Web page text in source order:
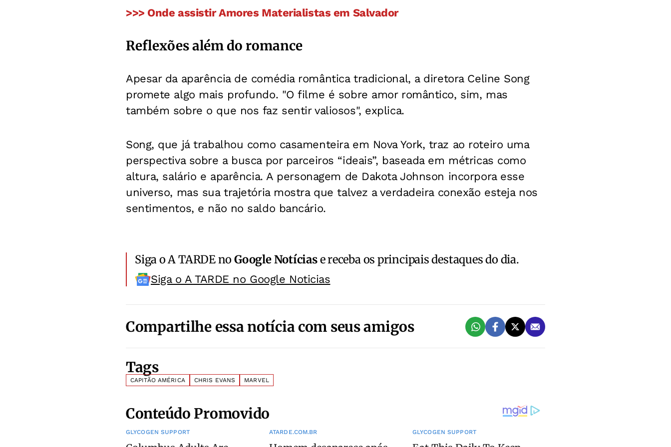
>>> Onde assistir Amores Materialistas em Salvador
Reflexões além do romance
Apesar da aparência de comédia romântica tradicional, a diretora Celine Song
promete algo mais profundo. "O filme é sobre amor romântico, sim, mas
também sobre o que nos faz sentir valiosos", explica.
Song, que já trabalhou como casamenteira em Nova York, traz ao roteiro uma
perspectiva sobre a busca por parceiros “ideais”, baseada em métricas como
altura, salário e aparência. A personagem de Dakota Johnson incorpora esse
universo, mas sua trajetória mostra que talvez a verdadeira conexão esteja nos
sentimentos, e não no saldo bancário.
Siga o A TARDE noGoogle Notíciase receba os principais destaques do dia.
Siga o A TARDE no Google Noticias
Compartilhe essa notícia com seus amigos
Tags
CAPITÃO AMÉRICA CHRIS EVANS MARVEL